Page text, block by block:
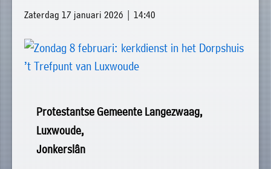
Zaterdag 17 januari 2026 | 14:40
Protestantse Gemeente Langezwaag,
Luxwoude,
Jonkerslân
»
Nieuws
»
Agenda
»
Verenigingen
»
Bedrijven
»
dit
moment
bestaat
het
bestuur
uit
de
volgende
personen: